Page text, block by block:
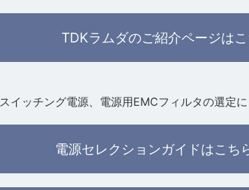
TDKラムダのご紹介ページは
スイッチング電源、電源用EMCフィルタの選定に
電源セレクションガイドはこち